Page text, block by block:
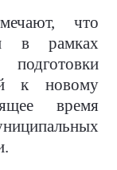
что
в рамках
к новому
время